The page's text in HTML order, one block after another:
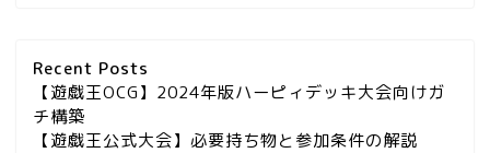
Recent Posts
【遊戯王OCG】2024年版ハーピィデッキ大会向けガ
チ構築
【遊戯王公式大会】必要持ち物と参加条件の解説